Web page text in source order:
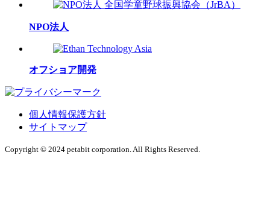
NPO法人
オフショア開発
個人情報保護方針
サイトマップ
Copyright © 2024 petabit corporation. All Rights Reserved.